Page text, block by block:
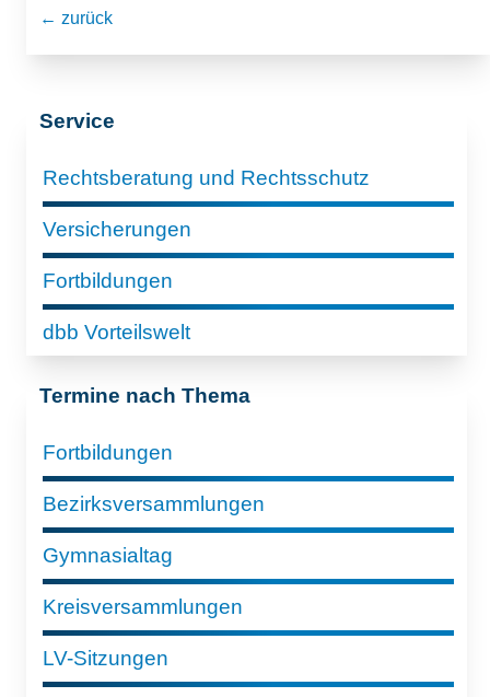
← zurück
Service
Rechtsberatung und Rechtsschutz
Versicherungen
Fortbildungen
dbb Vorteilswelt
Termine nach Thema
Fortbildungen
Bezirksversammlungen
Gymnasialtag
Kreisversammlungen
LV-Sitzungen